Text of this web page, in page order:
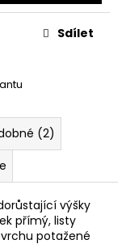
Sdílet
(2)
výšky
přímý, listy
potažené